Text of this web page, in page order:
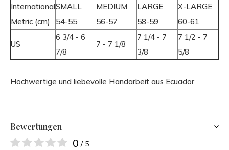
InternationalSMALL MEDIUM LARGE
X-LARGE
Metric (cm)
54-55 56-57 58-59 60-61
US
6 3/4 - 6
7/8
7 - 7 1/8
7 1/4 - 7
3/8
7 1/2 - 7
5/8
Hochwertige und liebevolle Handarbeit aus Ecuador
Bewertungen
0 / 5